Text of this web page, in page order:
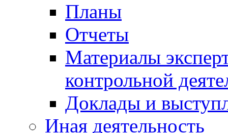
Планы
Отчеты
Материалы
контрольной
Доклады и
Иная деятельность